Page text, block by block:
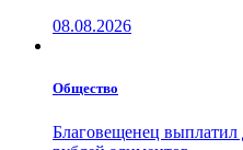
08.08.2026
Общество
Благовещенец выплатил